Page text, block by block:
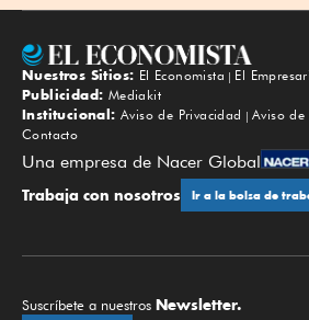
Nuestros Sitios: El Economista El
Publicidad: Mediakit
Institucional: Aviso de Privacidad
Aviso de
Contacto
Una empresa de Nacer Global
Trabaja con nosotros Ir a la bolsa de
Suscríbete a nuestros Newsletter.